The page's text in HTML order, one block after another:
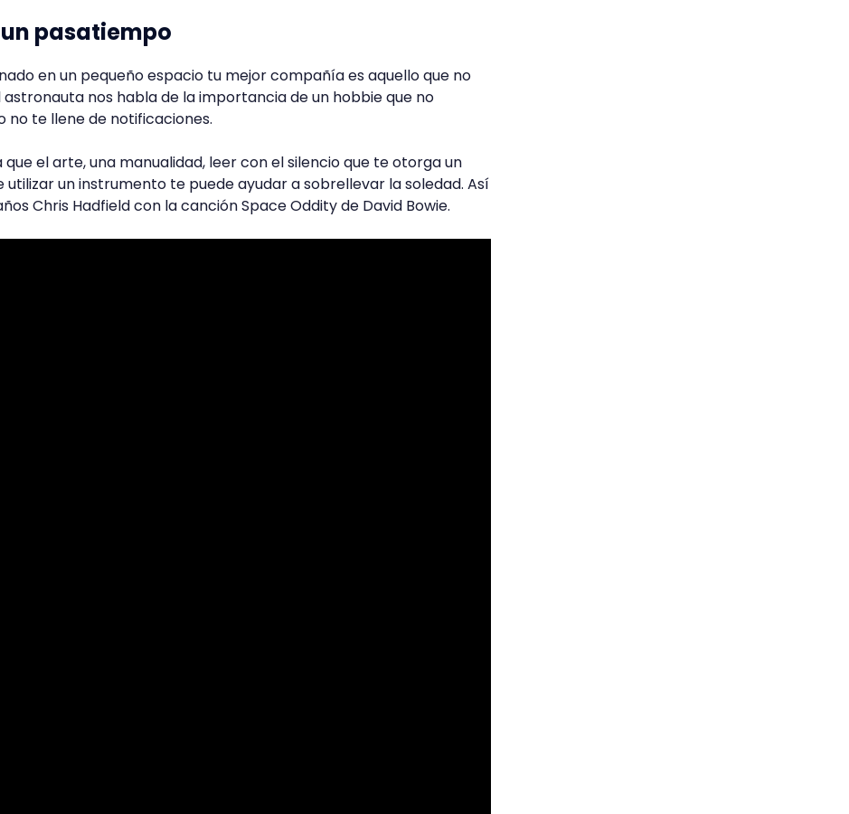
pasatiempo
en un pequeño espacio tu mejor compañía es aquello que no
astronauta nos habla de la importancia de un hobbie que no
no te llene de notificaciones.
el arte, una manualidad, leer con el silencio que te otorga un
un instrumento te puede ayudar a sobrellevar la soledad. Así
Chris Hadfield con la canción Space Oddity de David Bowie.